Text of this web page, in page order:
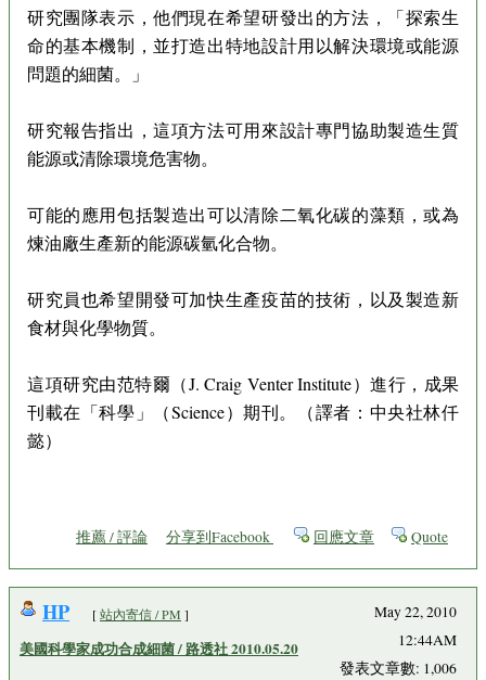
研究團隊表示，他們現在希望研發出的方法，「探索生
命的基本機制，並打造出特地設計用以解決環境或能源
問題的細菌。」
研究報告指出，這項方法可用來設計專門協助製造生質
能源或清除環境危害物。
可能的應用包括製造出可以清除二氧化碳的藻類，或為
煉油廠生產新的能源碳氫化合物。
研究員也希望開發可加快生產疫苗的技術，以及製造新
食材與化學物質。
這項研究由范特爾（J. Craig Venter Institute）進行，成果
刊載在「科學」（Science）期刊。（譯者：中央社林仟
懿）
推薦 / 評論 分享到Facebook 回應文章 Quote
HP [站內寄信 / PM ]
美國科學家成功合成細菌 / 路透社 2010.05.20
May 22, 2010
12:44AM
發表文章數: 1,006